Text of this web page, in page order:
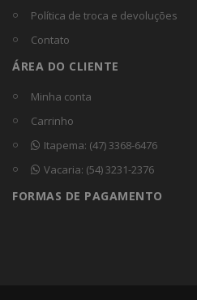
Política de troca e devoluções
Contato
ÁREA DO CLIENTE
Minha conta
Carrinho
Itapema: (47) 3368-6476
Vacaria: (54) 3231-2376
FORMAS DE PAGAMENTO